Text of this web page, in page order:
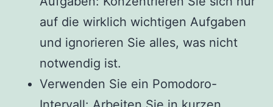
auf die wirklich wichtigen Aufgaben
und ignorieren Sie alles, was nicht
notwendig ist.
Verwenden Sie ein Pomodoro-